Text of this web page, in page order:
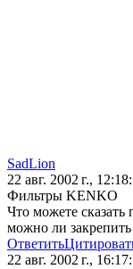
SadLion
22 авг. 2002 г.,
Фильтры KENKO
Что можете
можно ли
Ответить
22 авг. 2002 г.,